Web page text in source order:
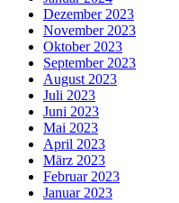
Dezember 2023
November 2023
Oktober 2023
September 2023
August 2023
Juli 2023
Juni 2023
Mai 2023
April 2023
März 2023
Februar 2023
Januar 2023